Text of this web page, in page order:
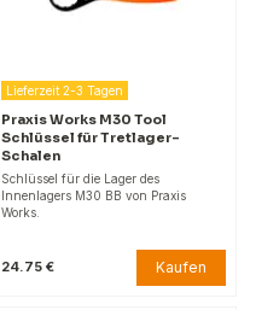
Lieferzeit 2-3 Tagen
Praxis Works M30 Tool
Schlüssel für Tretlager-
Schalen
Schlüssel für die Lager des
Innenlagers M30 BB von Praxis
Works.
24.75 € Kaufen